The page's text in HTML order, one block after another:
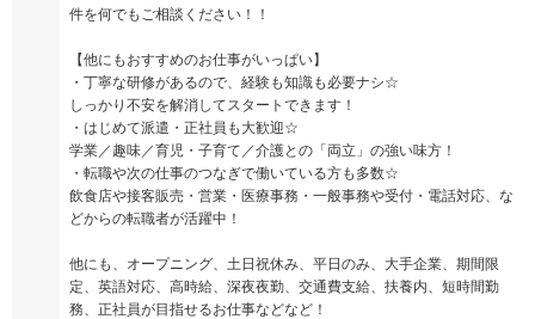
件を何でもご相談ください！！
【他にもおすすめのお仕事がいっぱい】
・丁寧な研修があるので、経験も知識も必要ナシ☆
しっかり不安を解消してスタートできます！
・はじめて派遣・正社員も大歓迎☆
学業／趣味／育児・子育て／介護との「両立」の強い味方！
・転職や次の仕事のつなぎで働いている方も多数☆
飲食店や接客販売・営業・医療事務・一般事務や受付・電話対応、な
どからの転職者が活躍中！
他にも、オープニング、土日祝休み、平日のみ、大手企業、期間限
定、英語対応、高時給、深夜夜勤、交通費支給、扶養内、短時間勤
務、正社員が目指せるお仕事などなど！